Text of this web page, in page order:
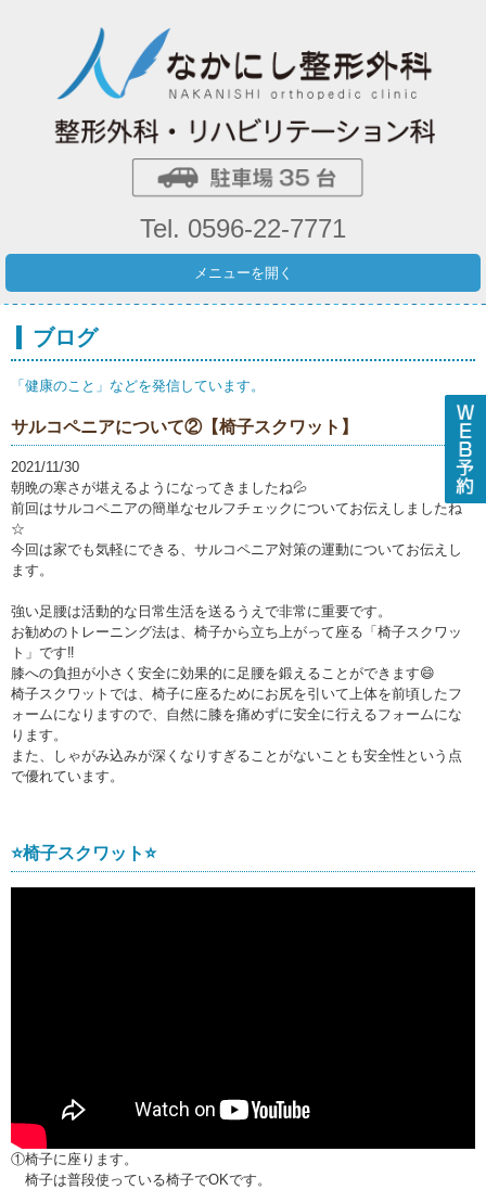
Tel. 0596-22-7771
メニューを開く
ブログ
「健康のこと」などを発信しています。
サルコペニアについて②【椅子スクワット】
2021/11/30
朝晩の寒さが堪えるようになってきましたね💦
前回はサルコペニアの簡単なセルフチェックについてお伝えしましたね
☆
今回は家でも気軽にできる、サルコペニア対策の運動についてお伝えし
ます。
強い足腰は活動的な日常生活を送るうえで非常に重要です。
お勧めのトレーニング法は、椅子から立ち上がって座る「椅子スクワッ
ト」です‼️
膝への負担が小さく安全に効果的に足腰を鍛えることができます😄
椅子スクワットでは、椅子に座るためにお尻を引いて上体を前頃したフ
ォームになりますので、自然に膝を痛めずに安全に行えるフォームにな
ります。
また、しゃがみ込みが深くなりすぎることがないことも安全性という点
で優れています。
⭐️椅子スクワット⭐️
①椅子に座ります。
椅子は普段使っている椅子でOKです。